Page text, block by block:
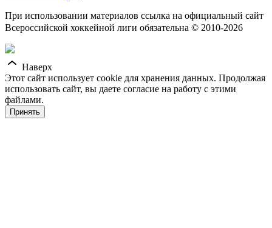
При использовании материалов ссылка на официальный сайт
Всероссийской хоккейной лиги обязательна © 2010-2026
Наверх
Этот сайт использует cookie для хранения данных. Продолжая
использовать сайт, вы даете согласие на работу с этими
файлами.
Принять